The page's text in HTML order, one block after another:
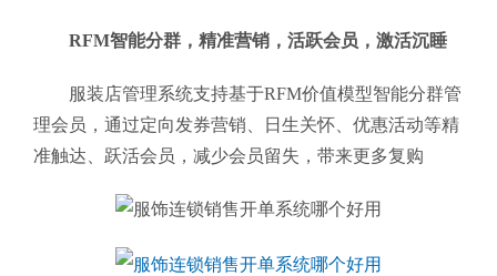
RFM智能分群，精准营销，活跃会员，激活沉睡
服装店管理系统支持基于RFM价值模型智能分群管
理会员，通过定向发券营销、日生关怀、优惠活动等精
准触达、跃活会员，减少会员留失，带来更多复购